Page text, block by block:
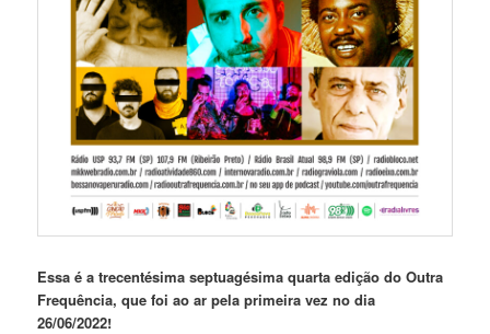
Essa é a trecentésima septuagésima quarta edição do Outra
Frequência, que foi ao ar pela primeira vez no dia
26/06/2022!